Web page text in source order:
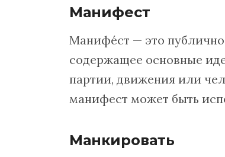
Манифест
Манифéст — это
содержащее основные
партии, движения или
манифест может быть
Манкировать